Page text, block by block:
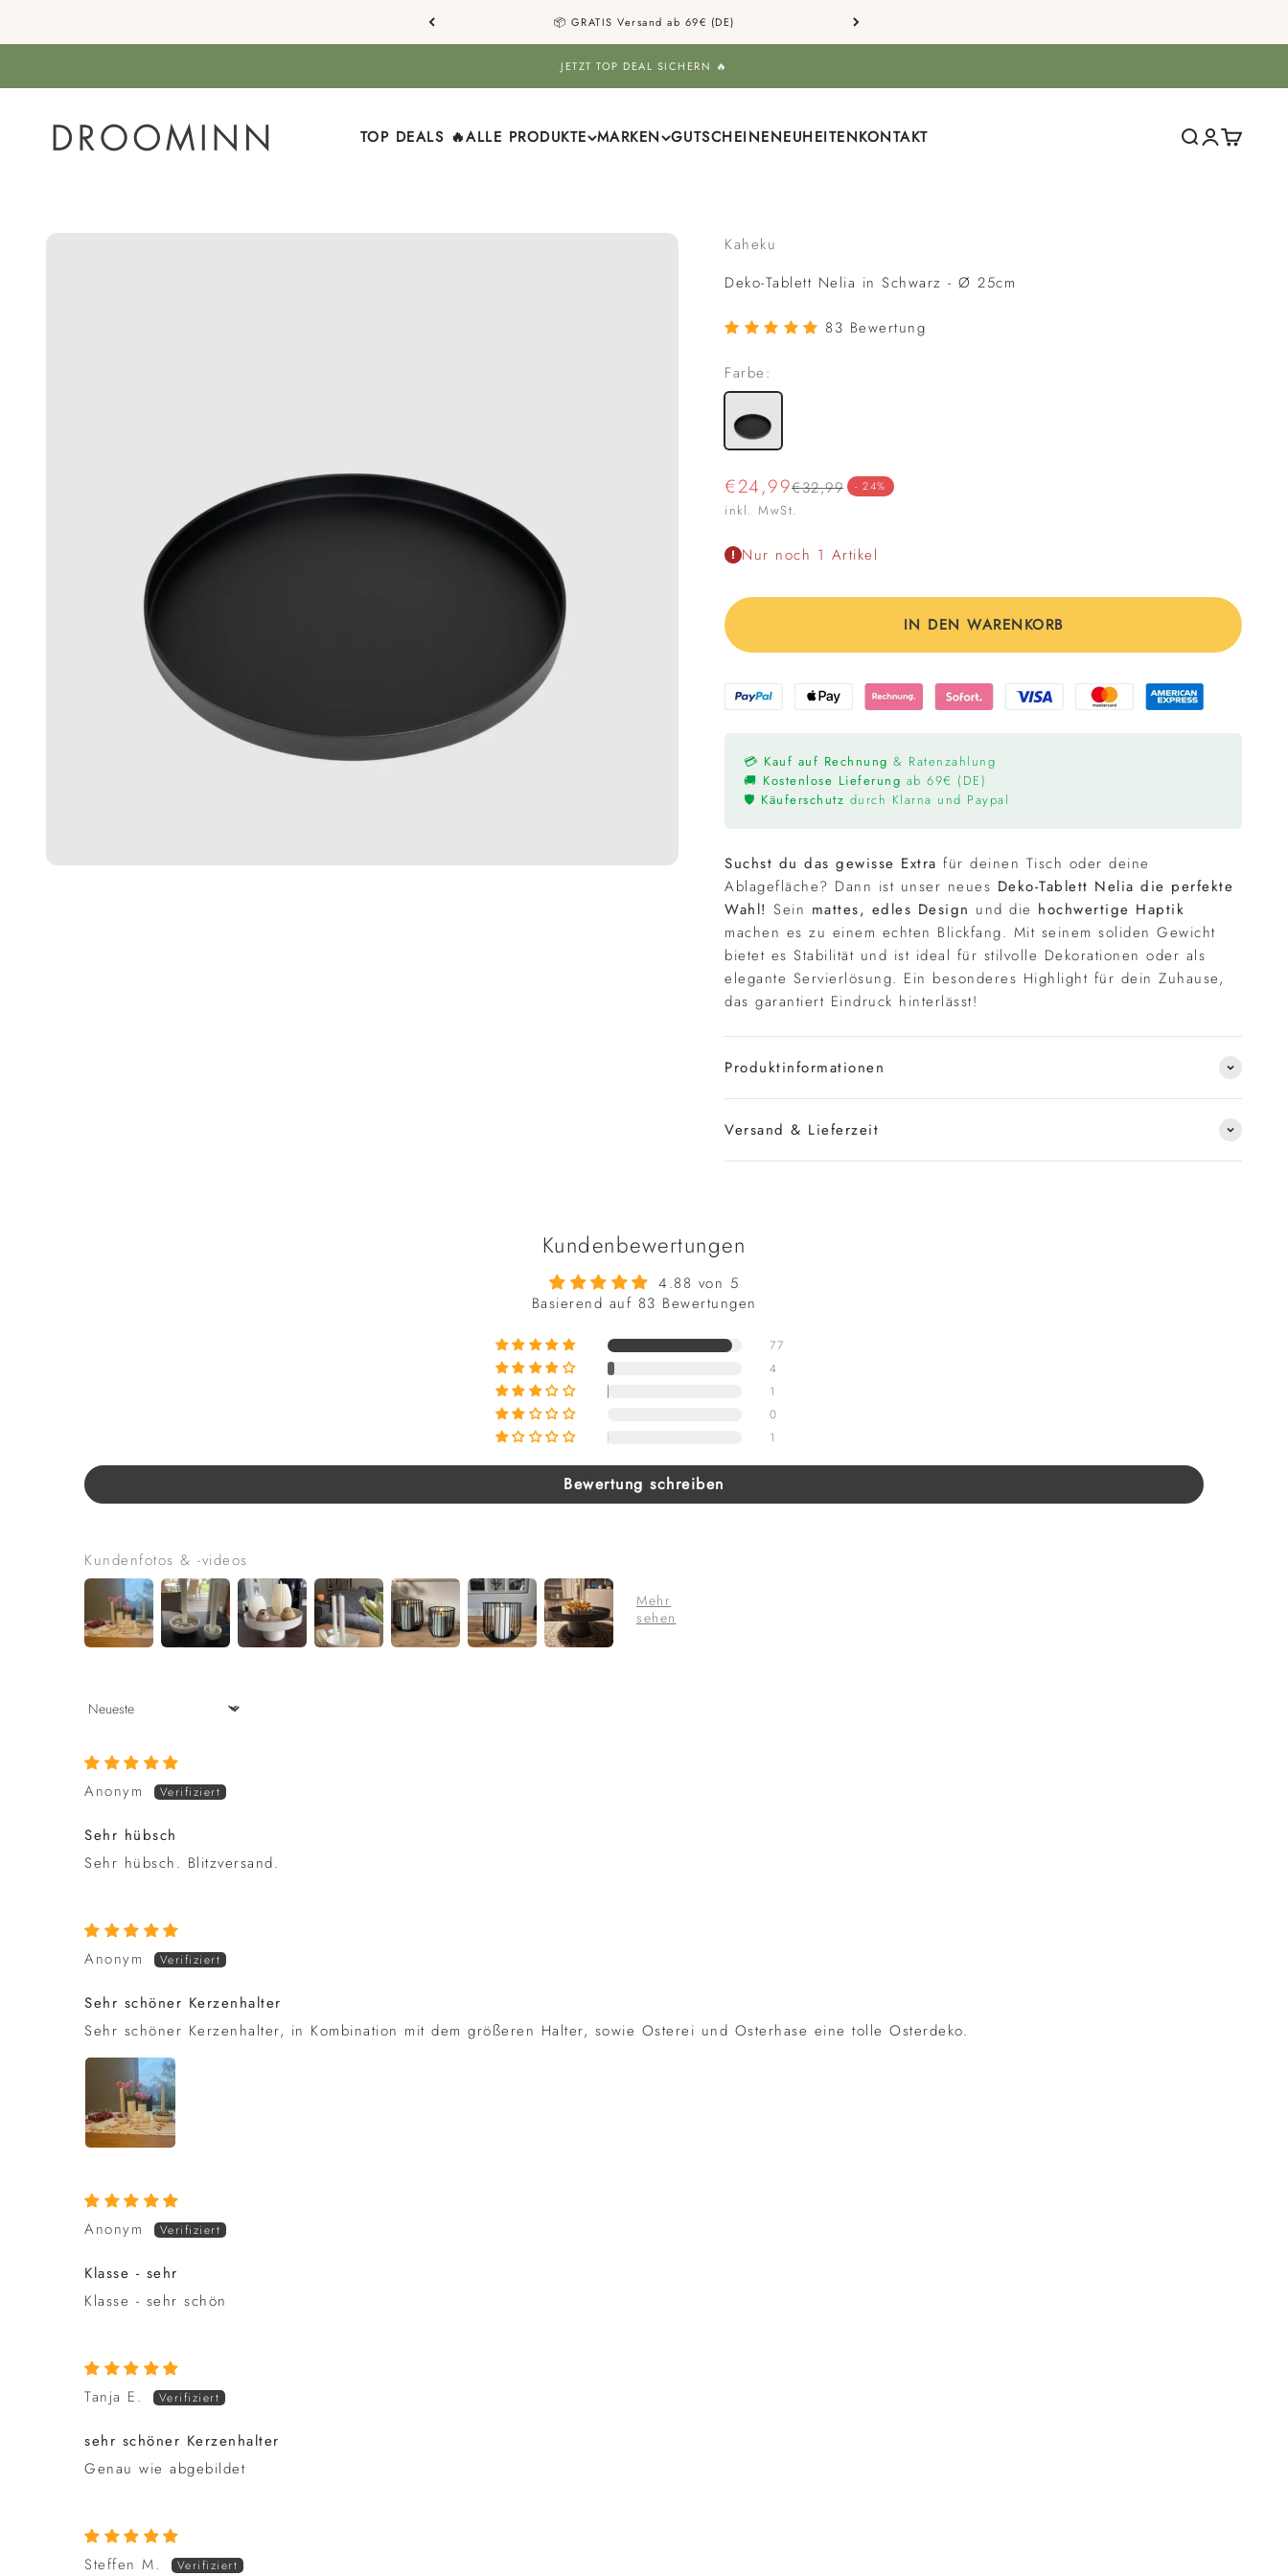
📦 GRATIS Versand ab 69€ (DE)
JETZT TOP DEAL SICHERN 🔥
TOP DEALS 🔥ALLE PRODUKTE MARKEN GUTSCHEINENEUHEITENKONTAKT
DROOMINN Suche öffnen
Kaheku
Deko-Tablett Nelia in Schwarz - Ø 25cm
83 Bewertung
Farbe:
Angebot
€24,99Regulärer Preis
€32,99 - 24%
inkl. MwSt.
Nur noch 1 Artikel
IN DEN WARENKORB
💳 Kauf auf Rechnung & Ratenzahlung
🚚 Kostenlose Lieferung ab 69€ (DE)
🛡️ Käuferschutz durch Klarna und Paypal
Suchst du das gewisse Extra für deinen Tisch oder deine
Ablagefläche? Dann ist unser neues Deko-Tablett Nelia die perfekte
Wahl! Sein mattes, edles Design und die hochwertige Haptik
machen es zu einem echten Blickfang. Mit seinem soliden Gewicht
bietet es Stabilität und ist ideal für stilvolle Dekorationen oder als
elegante Servierlösung. Ein besonderes Highlight für dein Zuhause,
das garantiert Eindruck hinterlässt!
Produktinformationen
Versand & Lieferzeit
Kundenbewertungen
4.88 von 5
Basierend auf 83 Bewertungen
77
4
1
0
1
Bewertung schreiben
Kundenfotos & -videos
Sort by
Anonym
Sehr hübsch
Sehr hübsch. Blitzversand.
Anonym
Sehr schöner Kerzenhalter
Sehr schöner Kerzenhalter, in Kombination mit dem größeren Halter, sowie Osterei und Osterhase eine tolle Osterdeko.
Anonym
Klasse - sehr
Klasse - sehr schön
Tanja E.
sehr schöner Kerzenhalter
Genau wie abgebildet
Steffen M.